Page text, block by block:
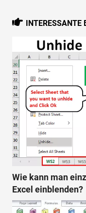
INTERESSANTE
Wie kann man
Excel einblenden?